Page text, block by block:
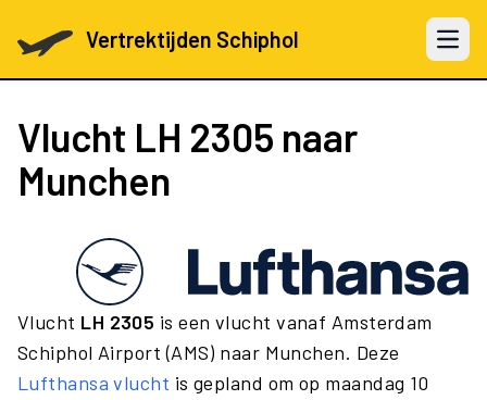
Vertrektijden Schiphol Open
Vlucht LH 2305 naar
Munchen
Vlucht LH 2305 is een vlucht vanaf Amsterdam
Schiphol Airport (AMS) naar Munchen. Deze
Lufthansa vlucht is gepland om op maandag 10